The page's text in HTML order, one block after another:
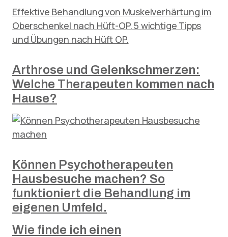
Effektive Behandlung von Muskelverhärtung im
Oberschenkel nach Hüft-OP. 5 wichtige Tipps
und Übungen nach Hüft OP.
Arthrose und Gelenkschmerzen:
Welche Therapeuten kommen nach
Hause?
Können Psychotherapeuten
Hausbesuche machen? So
funktioniert die Behandlung im
eigenen Umfeld.
Wie finde ich einen